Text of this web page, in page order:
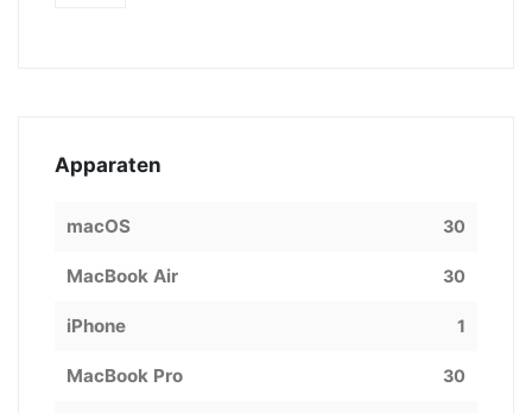
Apparaten
macOS 30
MacBook Air 30
iPhone 1
MacBook Pro 30